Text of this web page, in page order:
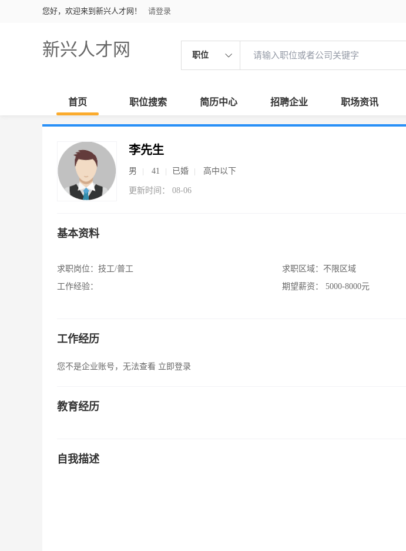
您好，欢迎来到新兴人才网！ 请登录
新兴人才网 职位
首页 职位搜索 简历中心 招聘企业 职场资讯
李先生
男 41 已婚 高中以下
更新时间： 08-06
基本资料
求职岗位： 技工/普工
工作经验：
求职区域： 不限区域
期望薪资：
5000-8000元
工作经历
您不是企业账号，无法查看 立即登录
教育经历
自我描述